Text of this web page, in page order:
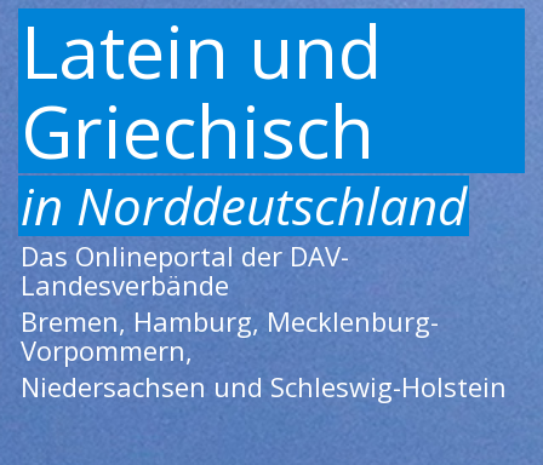
Latein und
Griechisch
in Norddeutschland
Das Onlineportal der DAV-
Landesverbände
Bremen, Hamburg, Mecklenburg-
Vorpommern,
Niedersachsen und Schleswig-Holstein